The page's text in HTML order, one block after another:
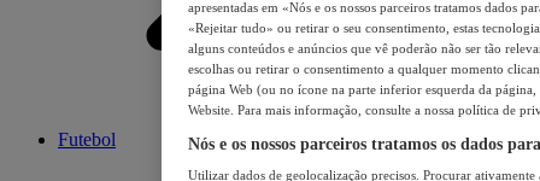
Futebol
apresentadas em «Nós e os nossos parceiros tratamos dados
«Rejeitar tudo» ou retirar o seu consentimento, estas
alguns conteúdos e anúncios que vê poderão não ser tão
escolhas ou retirar o consentimento a qualquer momento
página Web (ou no ícone na parte inferior esquerda da página,
Website. Para mais informação, consulte a nossa política de
Nós e os nossos parceiros tratamos os dados
Utilizar dados de geolocalização precisos. Procurar